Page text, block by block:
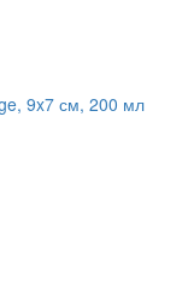
9x7 см, 200 мл